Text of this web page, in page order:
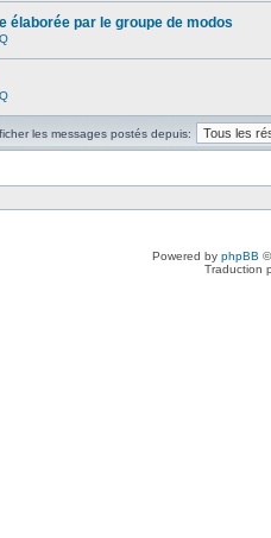
élaborée par le groupe de modos
les messages postés depuis:
Powered by phpBB
Traduction